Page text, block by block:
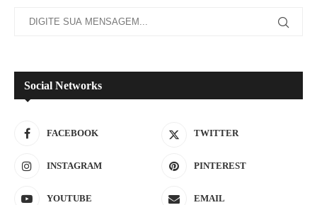
Social Networks
FACEBOOK TWITTER
INSTAGRAM PINTEREST
YOUTUBE EMAIL